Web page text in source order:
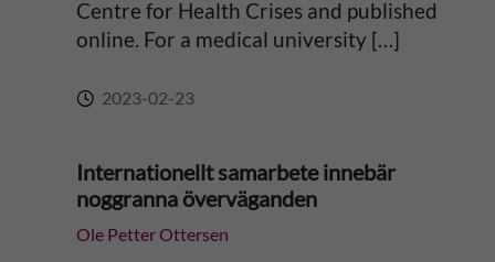
Centre for Health Crises and published
online. For a medical university […]
2023-02-23
Internationellt samarbete innebär
noggranna överväganden
Ole Petter Ottersen